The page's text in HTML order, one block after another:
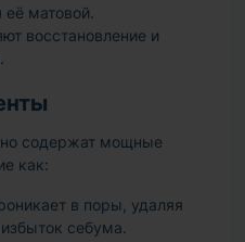
матовой.
восстановление и
содержат мощные
как:
в поры, удаляя
себума.